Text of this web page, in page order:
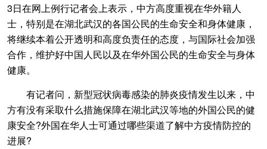
3日在网上例行记者会上表示，中方高度重视在华外籍人
士，特别是在湖北武汉的各国公民的生命安全和身体健康，
将继续本着公开透明和高度负责任的态度，与国际社会加强
合作，维护好中国人民以及在华外国公民的生命安全与身体
健康。
有记者问，新型冠状病毒感染的肺炎疫情发生以来，中
方有没有采取什么措施保障在湖北武汉等地的外国公民的健
康安全?外国在华人士可通过哪些渠道了解中方疫情防控的
进展?